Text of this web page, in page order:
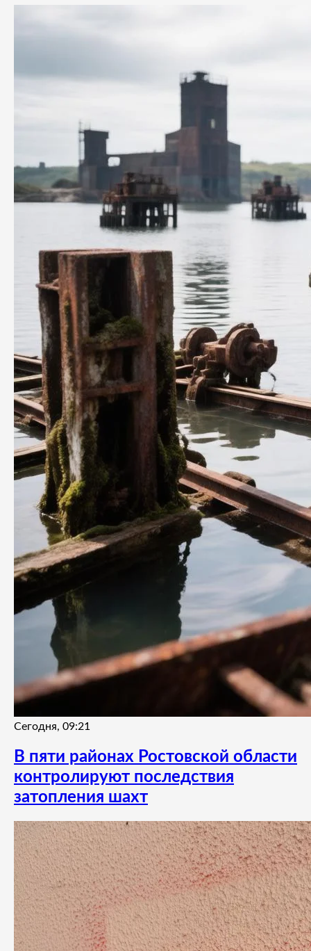
Сегодня, 09:21
В пяти районах Ростовской области
контролируют последствия
затопления шахт